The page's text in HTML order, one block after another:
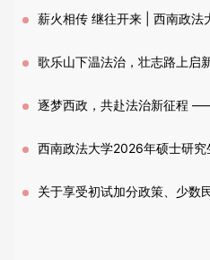
事宜的通知
薪火相传 继往开来 | 西南政法
培训班2026级开班式暨2024级结
歌乐山下温法治，壮志路上
学力法学新生代表发言
逐梦西政，共赴法治新征程
2026 级同等学力法学培训班开班
西南政法大学2026年硕士研究
段第二号公告-复试基本要求
关于享受初试加分政策、少数